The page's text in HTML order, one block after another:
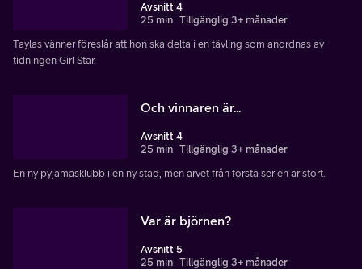
Avsnitt 4
25 min Tillgänglig 3+ månader
Taylas vänner föreslår att hon ska delta i en tävling som anordnas av
tidningen Girl Star.
Och vinnaren är...
Avsnitt 4
25 min Tillgänglig 3+ månader
En ny pyjamasklubb i en ny stad, men arvet från första serien är stort.
Var är björnen?
Avsnitt 5
25 min Tillgänglig 3+ månader